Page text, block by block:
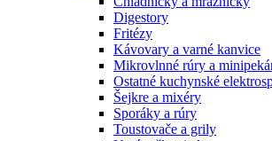
Digestory
Fritézy
Kávovary a varné kanvice
Mikrovlnné rúry a
Ostatné kuchynské
Šejkre a mixéry
Sporáky a rúry
Toustovače a grily